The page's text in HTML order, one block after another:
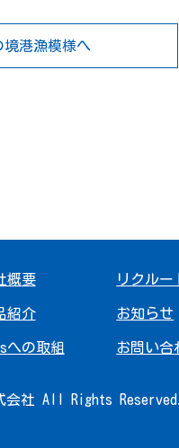
境港漁模様へ
概要
紹介
への取組
リクルー
お知らせ
お問い合
社 All Rights Reserved.